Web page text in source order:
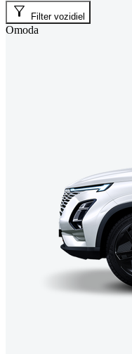
filter_alt Filter vozidiel
Omoda